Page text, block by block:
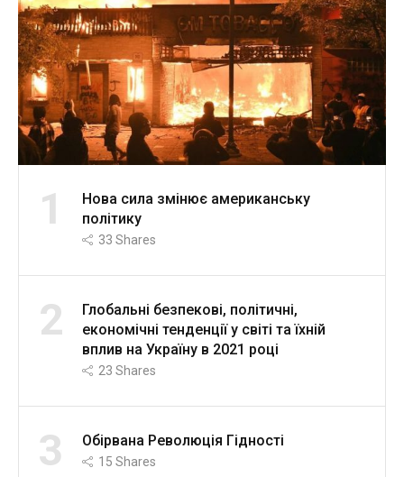
1
Нова сила змінює американську
політику
33 Shares
2
Глобальні безпекові, політичні,
економічні тенденції у світі та їхній
вплив на Україну в 2021 році
23 Shares
3 Обірвана Революція Гідності
15 Shares